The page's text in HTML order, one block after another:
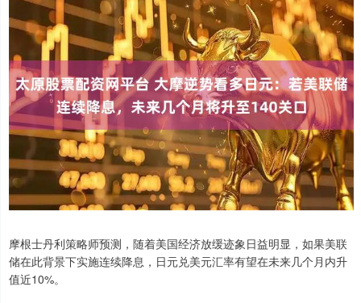
摩根士丹利策略师预测，随着美国经济放缓迹象日益明显，如果美联
储在此背景下实施连续降息，日元兑美元汇率有望在未来几个月内升
值近10%。